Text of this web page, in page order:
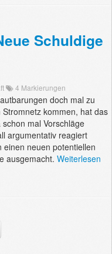
Schuldige
4 Markierungen
doch mal zu
kommen, hat das
mal Vorschläge
argumentativ reagiert
neuen potentiellen
ausgemacht. Weiterlesen